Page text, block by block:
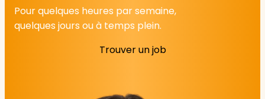
Pour quelques heures par semaine,
quelques jours ou à temps plein.
Trouver un job